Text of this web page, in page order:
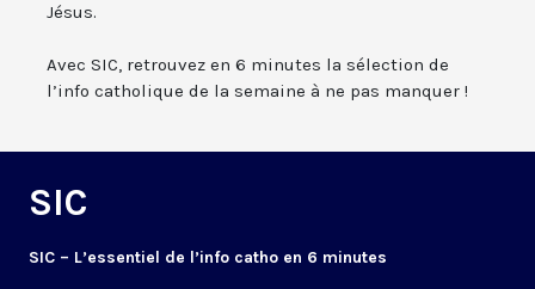
Jésus.
Avec SIC, retrouvez en 6 minutes la sélection de
l’info catholique de la semaine à ne pas manquer !
SIC
SIC – L’essentiel de l’info catho en 6 minutes